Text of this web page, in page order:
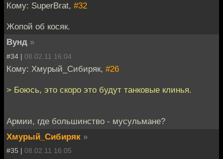
Кому: SuperBrat, #32
Жопой об косяк.
Вунд »
#34 | 08.02.11 16:04
Кому: Хмурый_Сибиряк, #26
> Боюсь, это скоро это будут танковые клинья.
Армии, где большинство - мусульмане?
Хмурый_Сибиряк »
#35 | 08.02.11 16:05